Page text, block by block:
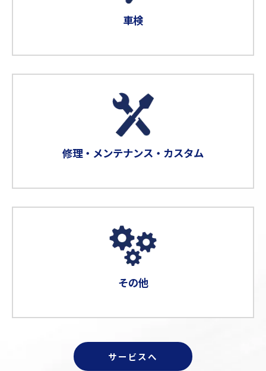
車検
修理・メンテナンス・カスタム
その他
サービスへ